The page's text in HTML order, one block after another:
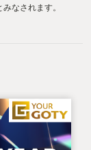
なされます。